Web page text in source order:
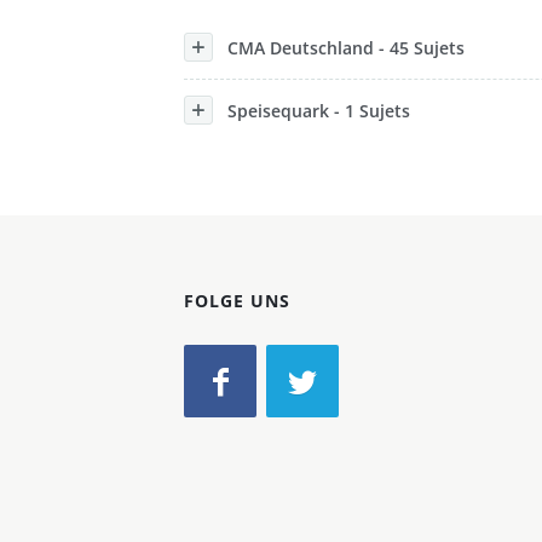
Epoche
CMA Deutschland - 45 Sujets
Speisequark - 1 Sujets
FOLGE UNS